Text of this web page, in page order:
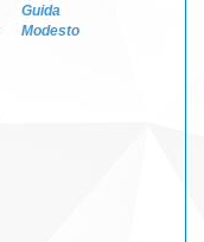
Guida
Modesto